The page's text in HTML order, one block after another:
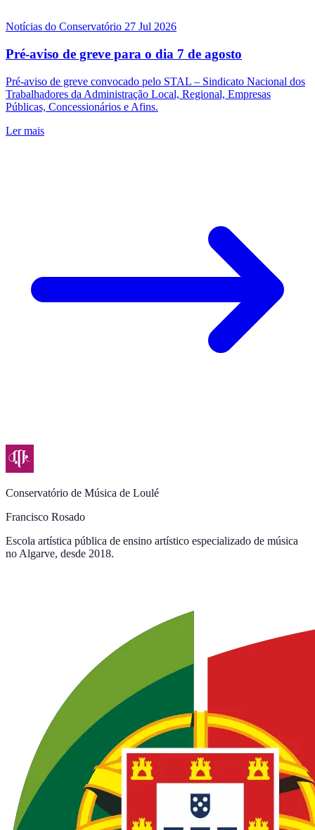
Notícias do Conservatório 27 Jul 2026
Pré-aviso de greve para o dia 7 de agosto
Pré-aviso de greve convocado pelo STAL – Sindicato Nacional dos
Trabalhadores da Administração Local, Regional, Empresas
Públicas, Concessionários e Afins.
Ler mais
Conservatório de Música de Loulé
Francisco Rosado
Escola artística pública de ensino artístico especializado de música
no Algarve, desde 2018.